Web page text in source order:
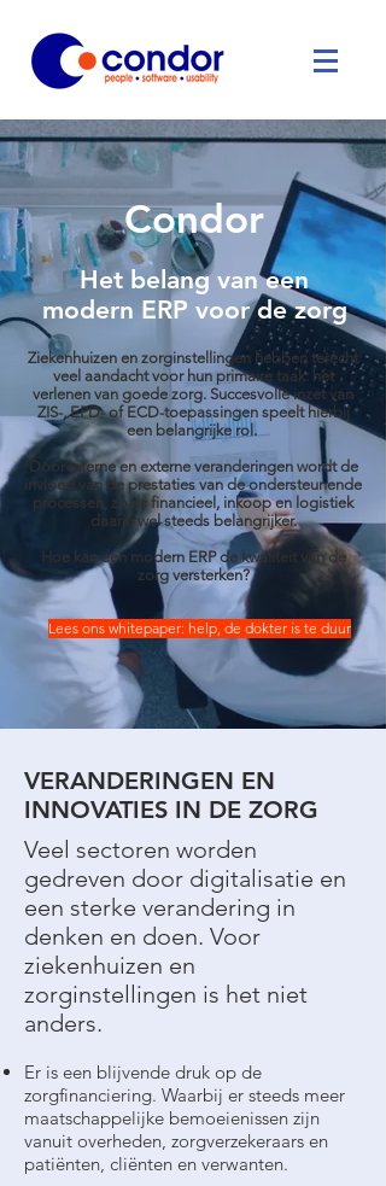
Condor
Het belang van een
modern ERP voor de zorg
Lees ons whitepaper: help, de dokter is te duur
Ziekenhuizen en zorginstellingen hebben terecht
veel aandacht voor hun primaire taak: het
verlenen van goede zorg. Succesvolle inzet van
ZIS-, EPD- of ECD-toepassingen speelt hierbij
een belangrijke rol.
Door interne en externe veranderingen wordt de
invloed van de prestaties van de ondersteunende
processen, zoals financieel, inkoop en logistiek
daarin wel steeds belangrijker.
Hoe kan een modern ERP de kwaliteit van de
zorg versterken?
Veel sectoren worden
gedreven door digitalisatie en
een sterke verandering in
denken en doen. Voor
ziekenhuizen en
zorginstellingen is het niet
anders.
Er is een blijvende druk op de
zorgfinanciering. Waarbij er steeds meer
maatschappelijke bemoeienissen zijn
vanuit overheden, zorgverzekeraars en
patiënten, cliënten en verwanten.
VERANDERINGEN EN
INNOVATIES IN DE ZORG